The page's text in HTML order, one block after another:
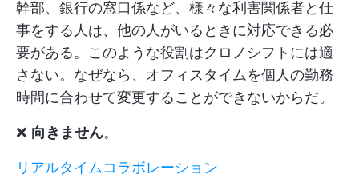
幹部、銀行の窓口係など、様々な利害関係者と仕
事をする人は、他の人がいるときに対応できる必
要がある。このような役割はクロノシフトには適
さない。なぜなら、オフィスタイムを個人の勤務
時間に合わせて変更することができないからだ。
❌ 向きません。
リアルタイムコラボレーション